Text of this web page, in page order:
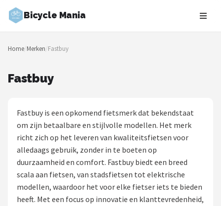
Bicycle Mania
Zoeken
NAVIGATIE
Blog
Fietsroutes
Kinderfietsen
Stadsfietsen
Home/Merken/Fastbuy
Fastbuy
Fastbuy is een opkomend fietsmerk dat bekendstaat
om zijn betaalbare en stijlvolle modellen. Het merk
richt zich op het leveren van kwaliteitsfietsen voor
alledaags gebruik, zonder in te boeten op
duurzaamheid en comfort. Fastbuy biedt een breed
scala aan fietsen, van stadsfietsen tot elektrische
modellen, waardoor het voor elke fietser iets te bieden
heeft. Met een focus op innovatie en klanttevredenheid,